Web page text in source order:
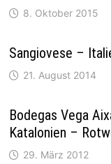
8. Oktober 2015
Sangiovese –
21. August 2014
Bodegas Vega
Katalonien –
29. März 2012